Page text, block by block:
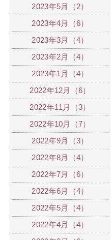
2023年5月（2）
2023年4月（6）
2023年3月（4）
2023年2月（4）
2023年1月（4）
2022年12月（6）
2022年11月（3）
2022年10月（7）
2022年9月（3）
2022年8月（4）
2022年7月（6）
2022年6月（4）
2022年5月（4）
2022年4月（4）